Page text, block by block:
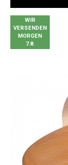
WIR
VERSENDEN
MORGEN
7.8.